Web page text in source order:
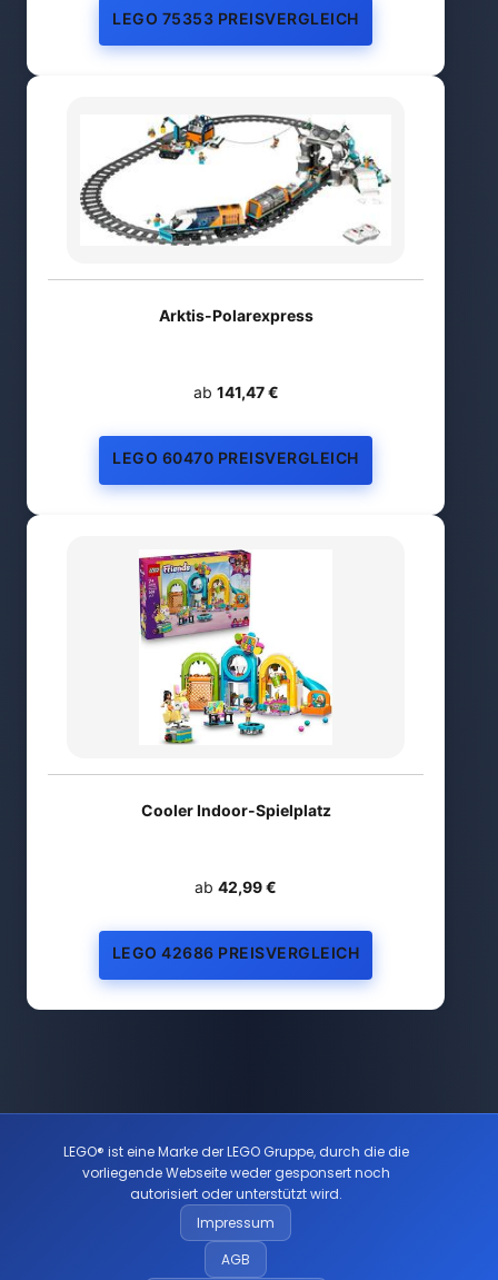
LEGO 75353 PREISVERGLEICH
Arktis-Polarexpress
ab 141,47 €
LEGO 60470 PREISVERGLEICH
Cooler Indoor-Spielplatz
ab 42,99 €
LEGO 42686 PREISVERGLEICH
LEGO® ist eine Marke der LEGO Gruppe, durch die die
vorliegende Webseite weder gesponsert noch
autorisiert oder unterstützt wird.
Impressum
AGB